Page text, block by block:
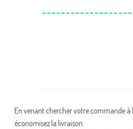
En venant chercher votre commande à
économisez la livraison